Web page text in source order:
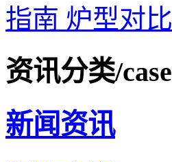
指南 炉型对比
资讯分类/case
新闻资讯